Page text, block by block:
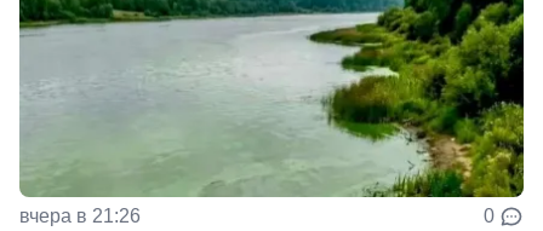
вчера в 21:26 0